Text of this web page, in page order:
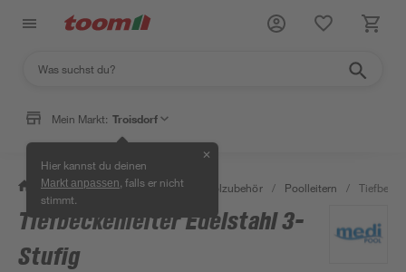
Mein Markt: Troisdorf
Hier kannst du deinen
Markt anpassen , falls er nicht
stimmt.
✕
/ Garten & Freizeit / Pools & Poolzubehör / Poolleitern /
Tiefbeckenleiter Edelstahl 3-
Stufig